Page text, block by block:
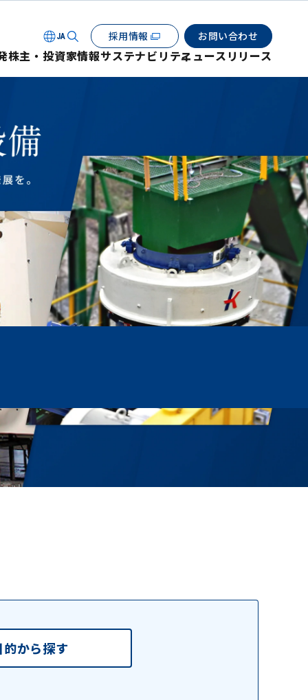
株主・投資家情報サステナビリティニュースリリース
JA 採用情報 お問い合わせ
から探す